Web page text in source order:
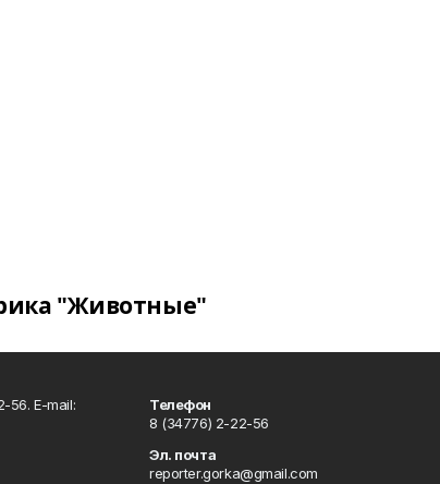
"Животные"
56. E-mail:
Телефон
8 (34776) 2-22-56
Эл. почта
reporter.gorka@gmail.com